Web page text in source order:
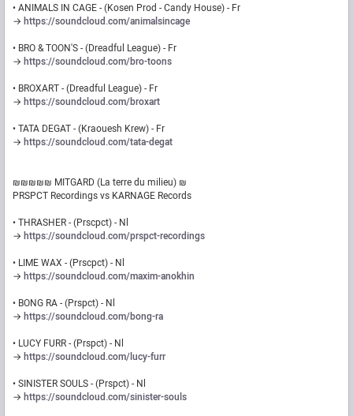
• ANIMALS IN CAGE - (Kosen Prod - Candy House) - Fr
→ https://soundcloud.com/animalsincage
• BRO & TOON'S - (Dreadful League) - Fr
→ https://soundcloud.com/bro-toons
• BROXART - (Dreadful League) - Fr
→ https://soundcloud.com/broxart
• TATA DEGAT - (Kraouesh Krew) - Fr
→ https://soundcloud.com/tata-degat
₪₪₪₪₪ MITGARD (La terre du milieu) ₪
PRSPCT Recordings vs KARNAGE Records
• THRASHER - (Prscpct) - Nl
→ https://soundcloud.com/prspct-recordings
• LIME WAX - (Prscpct) - Nl
→ https://soundcloud.com/maxim-anokhin
• BONG RA - (Prspct) - Nl
→ https://soundcloud.com/bong-ra
• LUCY FURR - (Prspct) - Nl
→ https://soundcloud.com/lucy-furr
• SINISTER SOULS - (Prspct) - Nl
→ https://soundcloud.com/sinister-souls